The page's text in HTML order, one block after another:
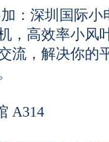
：深圳国际小
，高效率小风
流，解决你的
A314